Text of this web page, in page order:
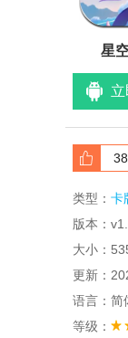
星
类型： 卡
版本：
大小：
更新：
语言：简
等级：